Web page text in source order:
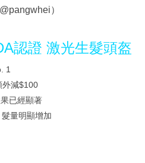
）
認證 激光生髮頭盔
1
外減$100
已經顯著
量明顯增加